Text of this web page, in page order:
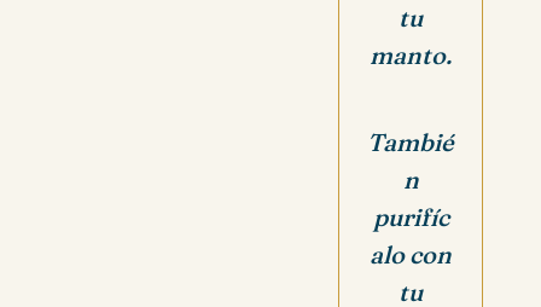
tu
manto.
Tambié
n
purifíc
alo con
tu